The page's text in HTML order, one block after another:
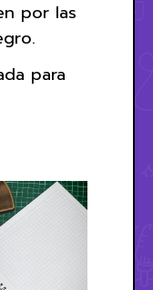
por las
para